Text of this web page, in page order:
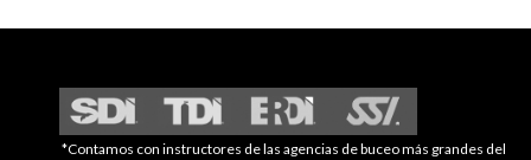
*Contamos con instructores de las agencias de buceo más grandes del